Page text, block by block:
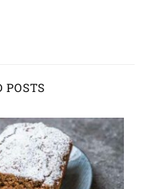
POSTS